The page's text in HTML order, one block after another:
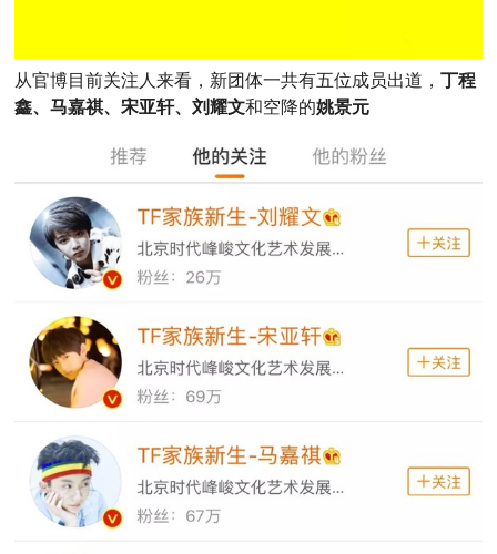
从官博目前关注人来看，新团体一共有五位成员出道，丁程
鑫、马嘉祺、宋亚轩、刘耀文和空降的姚景元